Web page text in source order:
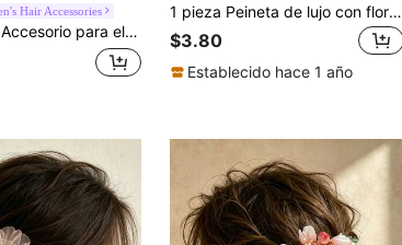
Hair Accessories
con adornos de strass y perlas, No daña el cabello, Accesorio para peinado de boda, fiesta de noche, fiesta de boda / vestido de brindis / fiesta de noche / accesorio para peinado de fotografía, Peine de aleación
1 pieza Peineta de lujo con flores de rhinestone para mujer, adecuada para fiestas, bodas y otras ocasiones, peinetas, accesorios de novia
$3.80
Establecido hace 1 año